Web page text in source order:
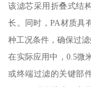
该滤芯采用折叠式结
长。同时，PA材质具
种工况条件，确保过滤
在实际应用中，0.5微
或终端过滤的关键部